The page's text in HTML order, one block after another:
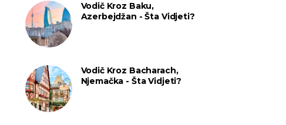
Vodič Kroz Baku,
Azerbejdžan - Šta Vidjeti?
Vodič Kroz Bacharach,
Njemačka - Šta Vidjeti?